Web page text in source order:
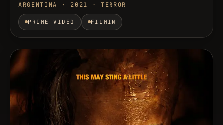
ARGENTINA · 2021 · TERROR
PRIME VIDEO FILMIN